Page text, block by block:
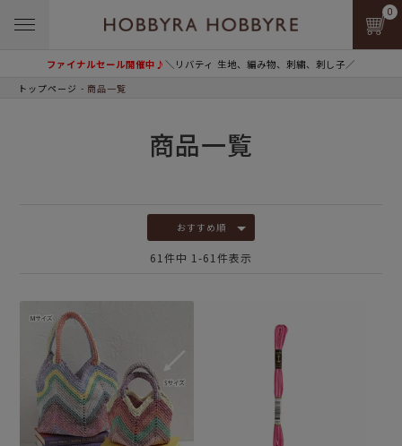
ファイナルセール開催中♪＼リバティ 生地、編み物、刺繍、刺し子／
0
トップページ 商品一覧
商品一覧
おすすめ順
61 件中 1 -61 件表示